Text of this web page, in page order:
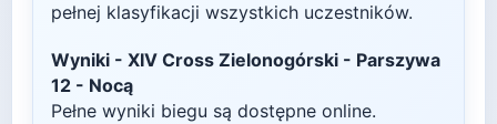
pełnej klasyfikacji wszystkich uczestników.
Wyniki - XIV Cross Zielonogórski - Parszywa
12 - Nocą
Pełne wyniki biegu są dostępne online.